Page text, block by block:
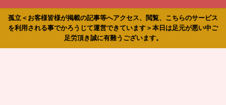
孤立＜お客様皆様が掲載の記事等へアクセス、閲覧、こちらのサービス
を利用される事でかろうじて運営できています＞本日は足元が悪い中ご
足労頂き誠に有難うございます。